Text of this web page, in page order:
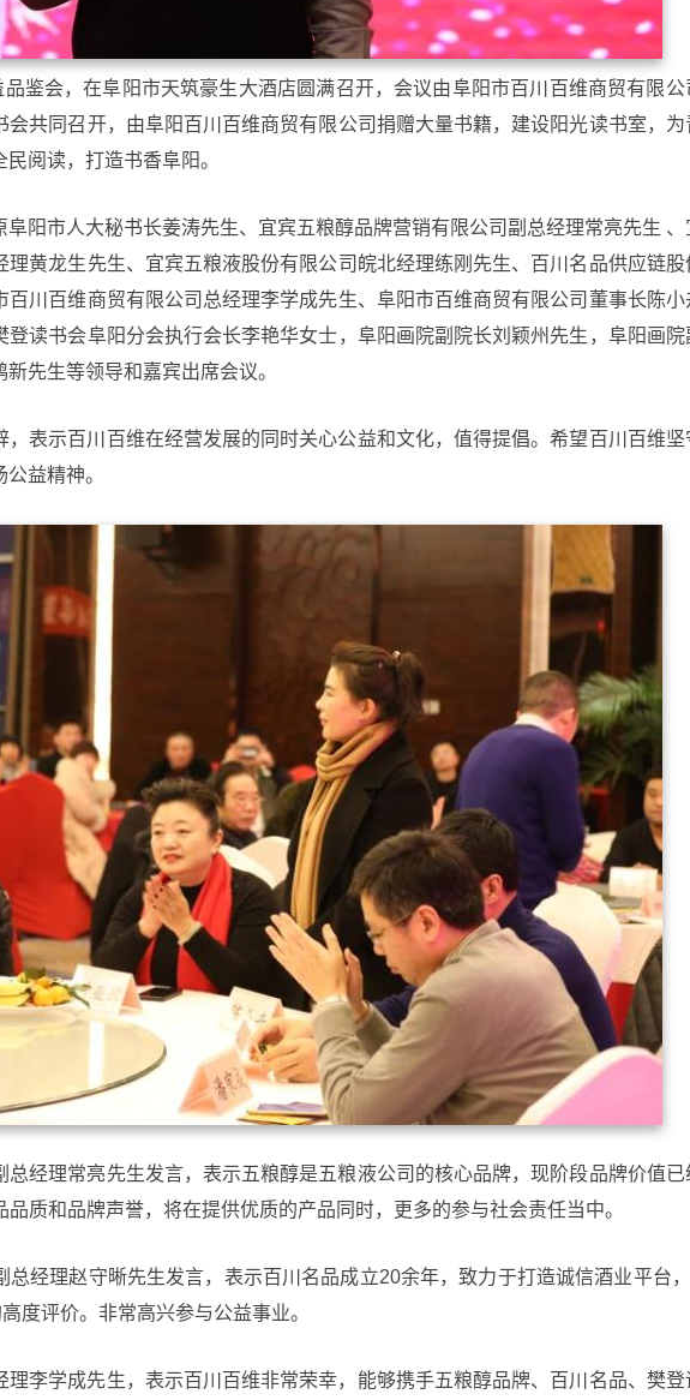
鉴会，在阜阳市天筑豪生大酒店圆满召开，会议由阜阳市百川百维商贸有限公
共同召开，由阜阳百川百维商贸有限公司捐赠大量书籍，建设阳光读书室，为
阅读，打造书香阜阳。
阳市人大秘书长姜涛先生、宜宾五粮醇品牌营销有限公司副总经理常亮先生 、
理黄龙生先生、宜宾五粮液股份有限公司皖北经理练刚先生、百川名品供应链股
百川百维商贸有限公司总经理李学成先生、阜阳市百维商贸有限公司董事长陈小
读书会阜阳分会执行会长李艳华女士，阜阳画院副院长刘颖州先生，阜阳画院
先生等领导和嘉宾出席会议。
，表示百川百维在经营发展的同时关心公益和文化，值得提倡。希望百川百维坚
益精神。
总经理常亮先生发言，表示五粮醇是五粮液公司的核心品牌，现阶段品牌价值已
质和品牌声誉，将在提供优质的产品同时，更多的参与社会责任当中。
总经理赵守晰先生发言，表示百川名品成立20余年，致力于打造诚信酒业平台
度评价。非常高兴参与公益事业。
理李学成先生，表示百川百维非常荣幸，能够携手五粮醇品牌、百川名品、樊登